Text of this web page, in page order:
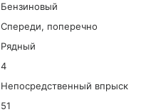
Бензиновый
Спереди, поперечно
Рядный
4
Непосредственный впрыск
51